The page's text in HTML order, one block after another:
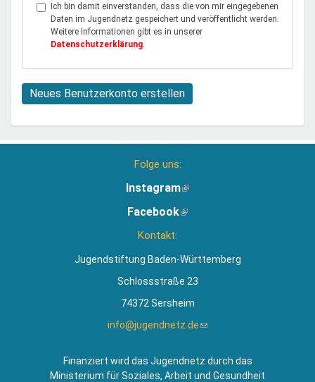
Ich bin damit einverstanden, dass die von mir eingegebenen
Daten im Jugendnetz gespeichert und veröffentlicht werden.
Weitere Informationen gibt es in unserer
Datenschutzerklärung
Neues Benutzerkonto erstellen
Folge uns:
Instagram(Link
extern)
Facebook(Link
Kontakt:
Jugendstiftung Baden-Württemberg
Schlossstraße 23
74372 Sersheim
info@jugendnetz.de(Link
Mail)
Finanziert wird das Jugendnetz durch das
Ministerium für Soziales, Arbeit und Gesundheit